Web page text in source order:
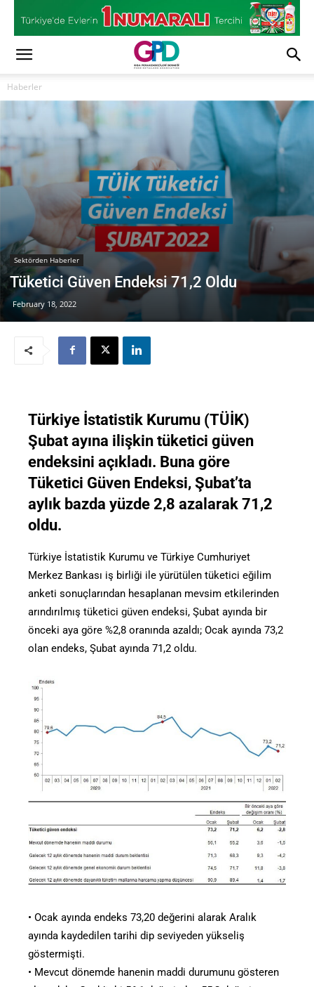
Haberler
Sektörden Haberler
Tüketici Güven Endeksi 71,2 Oldu
February 18, 2022
Türkiye İstatistik Kurumu (TÜİK)
Şubat ayına ilişkin tüketici güven
endeksini açıkladı. Buna göre
Tüketici Güven Endeksi, Şubat’ta
aylık bazda yüzde 2,8 azalarak 71,2
oldu.
Türkiye İstatistik Kurumu ve Türkiye Cumhuriyet
Merkez Bankası iş birliği ile yürütülen tüketici eğilim
anketi sonuçlarından hesaplanan mevsim etkilerinden
arındırılmış tüketici güven endeksi, Şubat ayında bir
önceki aya göre %2,8 oranında azaldı; Ocak ayında 73,2
olan endeks, Şubat ayında 71,2 oldu.
• Ocak ayında endeks 73,20 değerini alarak Aralık
ayında kaydedilen tarihi dip seviyeden yükseliş
göstermişti.
• Mevcut dönemde hanenin maddi durumunu gösteren